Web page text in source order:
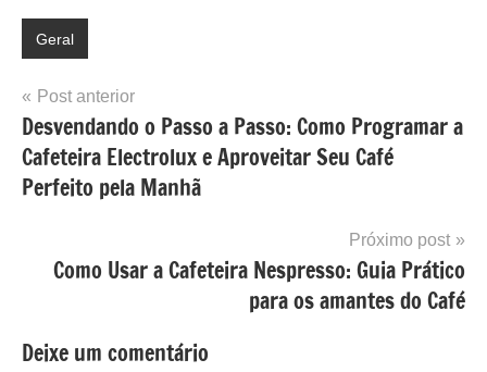
Geral
Navegação
de
Post
Post anterior
Desvendando o Passo a Passo: Como Programar a
Cafeteira Electrolux e Aproveitar Seu Café
Perfeito pela Manhã
Próximo post
Como Usar a Cafeteira Nespresso: Guia Prático
para os amantes do Café
Deixe um comentário